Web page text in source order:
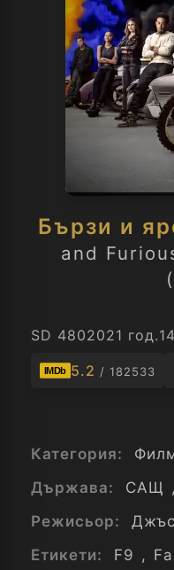
Бързи и
and
SD 4802021 год.
IMDb 5.2 / 182533
Категория:
Държава:
САЩ ,
Режисьор:
Етикети:
F9 ,